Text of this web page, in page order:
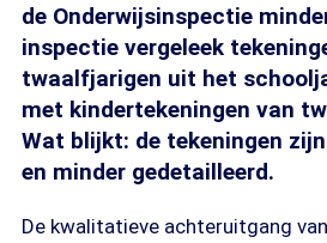
de Onderwijsinspectie
inspectie vergeleek
twaalfjarigen uit het
met kindertekeningen van
Wat blijkt: de tekeningen
en minder gedetailleerd.
De kwalitatieve achteruitgang